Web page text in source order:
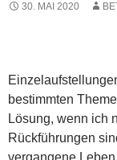
30. MAI 2020
bestimmten
Lösung, wenn ich
Rückführungen
vergangene